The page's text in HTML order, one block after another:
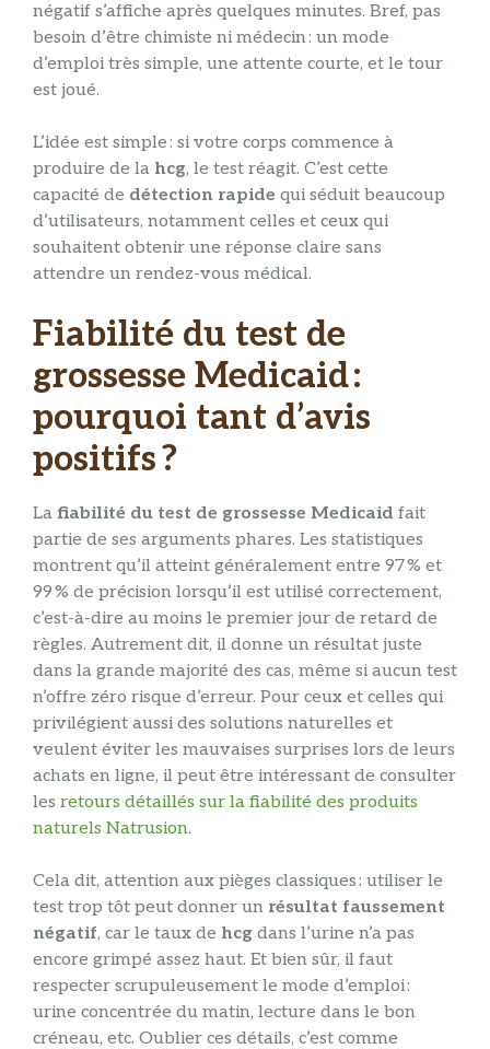
négatif s’affiche après quelques minutes. Bref, pas
besoin d’être chimiste ni médecin : un mode
d’emploi très simple, une attente courte, et le tour
est joué.
L’idée est simple : si votre corps commence à
produire de la hcg, le test réagit. C’est cette
capacité de détection rapide qui séduit beaucoup
d’utilisateurs, notamment celles et ceux qui
souhaitent obtenir une réponse claire sans
attendre un rendez-vous médical.
Fiabilité du test de
grossesse Medicaid :
pourquoi tant d’avis
positifs ?
La fiabilité du test de grossesse Medicaid fait
partie de ses arguments phares. Les statistiques
montrent qu’il atteint généralement entre 97 % et
99 % de précision lorsqu’il est utilisé correctement,
c’est-à-dire au moins le premier jour de retard de
règles. Autrement dit, il donne un résultat juste
dans la grande majorité des cas, même si aucun test
n’offre zéro risque d’erreur. Pour ceux et celles qui
privilégient aussi des solutions naturelles et
veulent éviter les mauvaises surprises lors de leurs
achats en ligne, il peut être intéressant de consulter
les retours détaillés sur la fiabilité des produits
naturels Natrusion.
Cela dit, attention aux pièges classiques : utiliser le
test trop tôt peut donner un résultat faussement
négatif, car le taux de hcg dans l’urine n’a pas
encore grimpé assez haut. Et bien sûr, il faut
respecter scrupuleusement le mode d’emploi :
urine concentrée du matin, lecture dans le bon
créneau, etc. Oublier ces détails, c’est comme